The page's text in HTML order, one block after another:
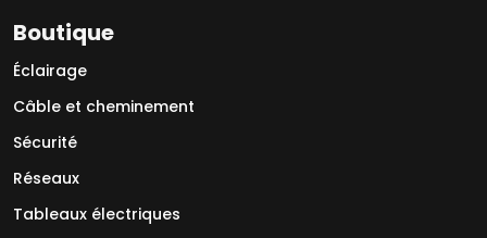
Boutique
Éclairage
Câble et cheminement
Sécurité
Réseaux
Tableaux électriques